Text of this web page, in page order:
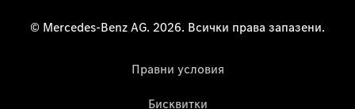
© Mercedes-Benz AG. 2026. Всички права запазени.
Правни условия
Бисквитки